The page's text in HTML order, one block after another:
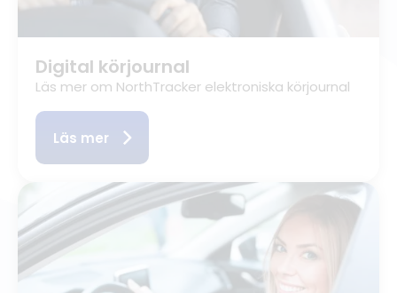
Digital körjournal
Läs mer om NorthTracker elektroniska körjournal
Läs mer